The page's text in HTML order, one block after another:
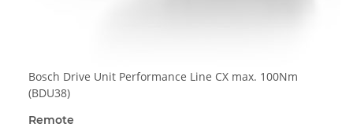
Bosch Drive Unit Performance Line CX max. 100Nm
(BDU38)
Remote